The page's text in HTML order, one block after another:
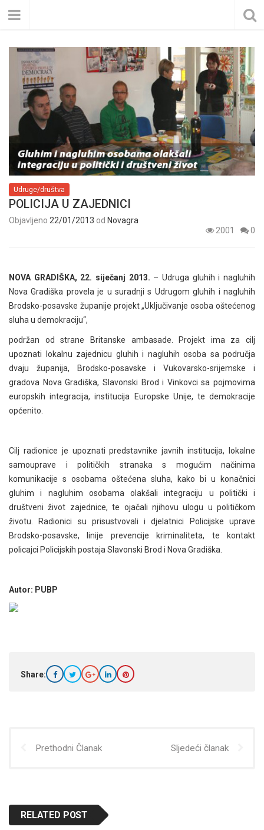
Udruge/društva
POLICIJA U ZAJEDNICI
Objavljeno 22/01/2013 od Novagra
2001
0
NOVA GRADIŠKA, 22. siječanj 2013. – Udruga gluhih i nagluhih
Nova Gradiška provela je u suradnji s Udrugom gluhih i nagluhih
Brodsko-posavske županije projekt „Uključivanje osoba oštećenog
sluha u demokraciju“,
podržan od strane Britanske ambasade. Projekt ima za cilj
upoznati lokalnu zajednicu gluhih i nagluhih osoba sa područja
dvaju županija, Brodsko-posavske i Vukovarsko-srijemske i
gradova Nova Gradiška, Slavonski Brod i Vinkovci sa pojmovima
europskih integracija, institucija Europske Unije, te demokracije
općenito.
Cilj radionice je upoznati predstavnike javnih institucija, lokalne
samouprave i političkih stranaka s mogućim načinima
komunikacije s osobama oštećena sluha, kako bi u konačnici
gluhim i nagluhim osobama olakšali integraciju u politički i
društveni život zajednice, te ojačali njihovu ulogu u političkom
životu. Radionici su prisustvovali i djelatnici Policijske uprave
Brodsko-posavske, linije prevencije kriminaliteta, te kontakt
policajci Policijskih postaja Slavonski Brod i Nova Gradiška.
Autor: PUBP
Share:
Prethodni Članak Sljedeći članak
RELATED POST